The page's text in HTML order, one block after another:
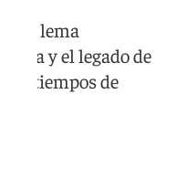
el lema
y el legado de
en tiempos de